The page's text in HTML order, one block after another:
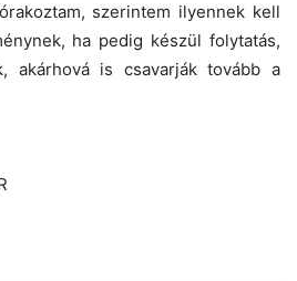
szerintem ilyennek kell
ha pedig készül folytatás,
akárhová is csavarják tovább a